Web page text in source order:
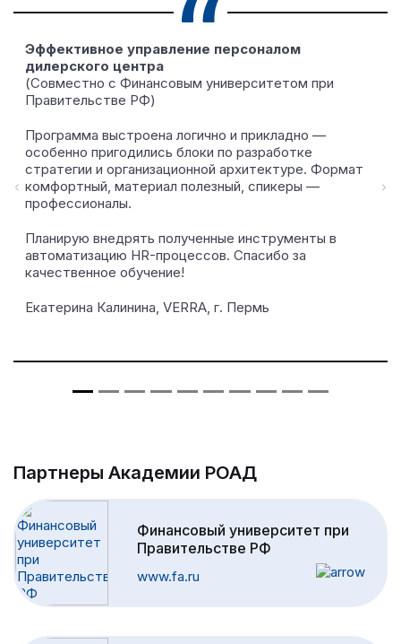
Эффективное управление персоналом
дилерского центра
(Совместно с Финансовым университетом при
Правительстве РФ)
Программа выстроена логично и прикладно —
особенно пригодились блоки по разработке
стратегии и организационной архитектуре. Формат
комфортный, материал полезный, спикеры —
профессионалы.
Планирую внедрять полученные инструменты в
автоматизацию HR-процессов. Спасибо за
качественное обучение!
Екатерина Калинина, VERRA, г. Пермь
Предыдущий
Партнеры Академии РОАД
Финансовый университет при
Правительстве РФ
www.fa.ru